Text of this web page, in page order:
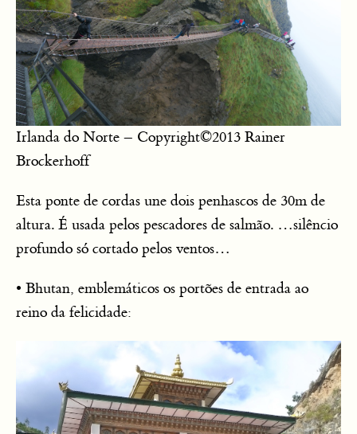
Irlanda do Norte – Copyright©2013 Rainer
Brockerhoff
Esta ponte de cordas une dois penhascos de 30m de
altura. É usada pelos pescadores de salmão. …silêncio
profundo só cortado pelos ventos…
• Bhutan, emblemáticos os portões de entrada ao
reino da felicidade: